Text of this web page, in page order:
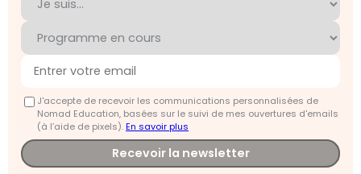
J'accepte de recevoir les communications personnalisées de
Nomad Education, basées sur le suivi de mes ouvertures d'emails
(à l’aide de pixels).En savoir plus
Recevoir la newsletter